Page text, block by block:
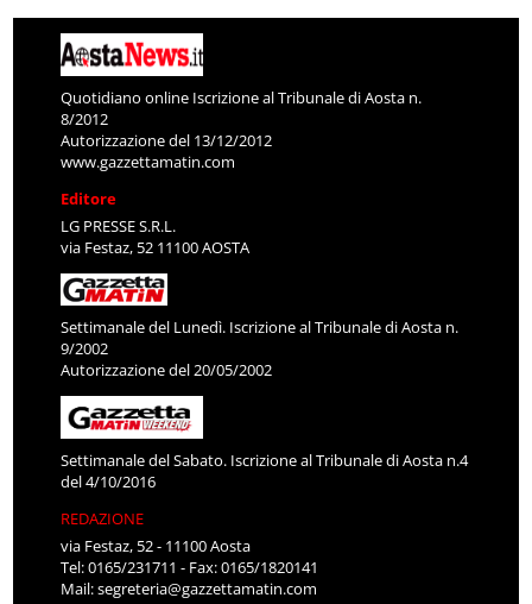
Quotidiano online Iscrizione al Tribunale di Aosta n.
8/2012
Autorizzazione del 13/12/2012
www.gazzettamatin.com
Editore
LG PRESSE S.R.L.
via Festaz, 52 11100 AOSTA
Settimanale del Lunedì. Iscrizione al Tribunale di Aosta n.
9/2002
Autorizzazione del 20/05/2002
Settimanale del Sabato. Iscrizione al Tribunale di Aosta n.4
del 4/10/2016
REDAZIONE
via Festaz, 52 - 11100 Aosta
Tel: 0165/231711 - Fax: 0165/1820141
Mail:segreteria@gazzettamatin.com